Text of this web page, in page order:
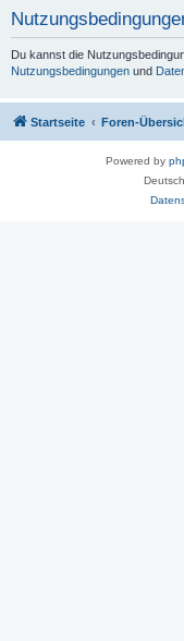
Du kannst die
Nutzungsbedingungen und
Startseite Foren-
Powered by